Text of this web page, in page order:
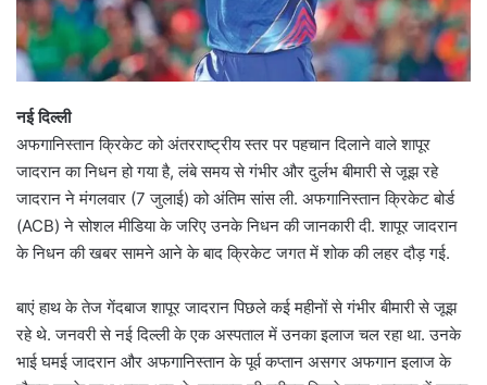
नई दिल्ली
अफगानिस्तान क्रिकेट को अंतरराष्ट्रीय स्तर पर पहचान दिलाने वाले शापूर
जादरान का निधन हो गया है, लंबे समय से गंभीर और दुर्लभ बीमारी से जूझ रहे
जादरान ने मंगलवार (7 जुलाई) को अंतिम सांस ली. अफगानिस्तान क्रिकेट बोर्ड
(ACB) ने सोशल मीडिया के जरिए उनके निधन की जानकारी दी. शापूर जादरान
के निधन की खबर सामने आने के बाद क्रिकेट जगत में शोक की लहर दौड़ गई.
बाएं हाथ के तेज गेंदबाज शापूर जादरान पिछले कई महीनों से गंभीर बीमारी से जूझ
रहे थे. जनवरी से नई दिल्ली के एक अस्पताल में उनका इलाज चल रहा था. उनके
भाई घमई जादरान और अफगानिस्तान के पूर्व कप्तान असगर अफगान इलाज के